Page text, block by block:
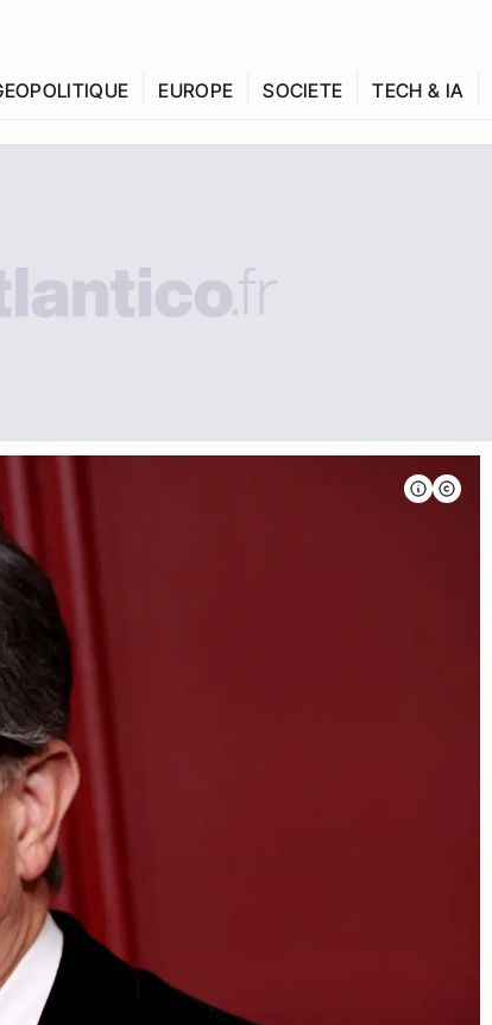
EUROPE SOCIETE TECH & IA